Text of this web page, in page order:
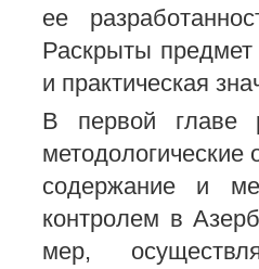
ее
Раскрыты предмет
и практическая
В первой главе
методологические
содержание и
контролем в
мер,